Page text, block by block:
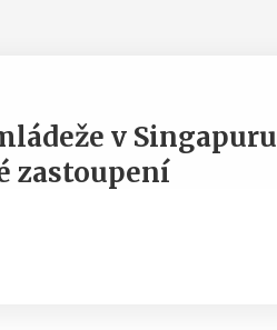
v Singapuru
zastoupení